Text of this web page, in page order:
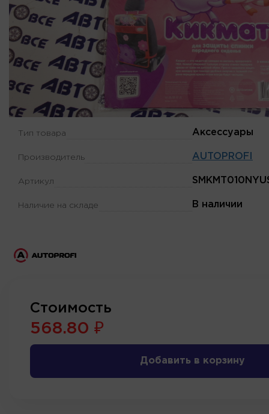
Тип товара Аксессуары
Производитель AUTOPROFI
Артикул
Наличие на складе В наличии
Стоимость
568.80 ₽
Добавить в корзину